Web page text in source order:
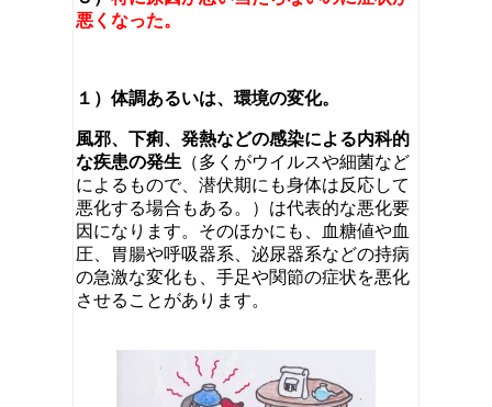
悪くなった。
１）体調あるいは、環境の変化。
風邪、下痢、発熱などの感染による内科的
な疾患の発生 （多くがウイルスや細菌など
によるもので、潜伏期にも身体は反応して
悪化する場合もある。）は代表的な悪化要
因になります。そのほかにも、血糖値や血
圧、胃腸や呼吸器系、泌尿器系などの持病
の急激な変化も、手足や関節の症状を悪化
させることがあります。